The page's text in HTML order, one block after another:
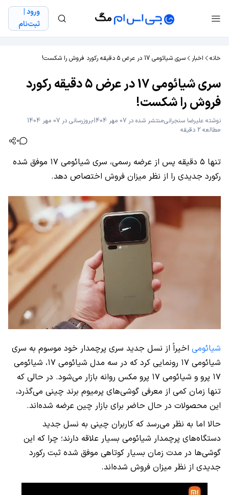
ورود |
ثبت‌نام
خانه اخبار سری شیائومی 17 در عرض ۵ دقیقه رکورد فروش را شکست!
سری شیائومی 17 در عرض ۵ دقیقه رکورد
فروش را شکست!
نوشته علیرضا سنجرانیمنتشر شده در 07 مهر 1404
بروزرسانی در 07 مهر 1404
مطالعه 2 دقیقه
0
تنها ۵ دقیقه پس از عرضه رسمی، سری شیائومی ۱۷ موفق شده
رکورد جدیدی را از نظر میزان فروش اختصاص دهد.
شیائومی اخیراً از نسل جدید سری پرچمدار خود موسوم به سری
شیائومی ۱۷ رونمایی کرد که در سه مدل شیائومی ۱۷، شیائومی
۱۷ پرو و شیائومی ۱۷ پرو مکس روانه بازار می‌شود. در حالی که
تنها زمان کمی از معرفی گوشی‌های پرمیوم برند چینی می‌گذرد،
این محصولات در حال حاضر برای بازار چین عرضه شده‌اند.
حالا اما به نظر می‌رسد که کاربران چینی به نسل جدید
دستگاه‌های پرچمدار شیائومی بسیار علاقه دارند؛ چرا که این
گوشی‌ها در مدت زمان بسیار کوتاهی موفق شده ثبت رکورد
جدیدی از نظر میزان فروش شده‌اند.